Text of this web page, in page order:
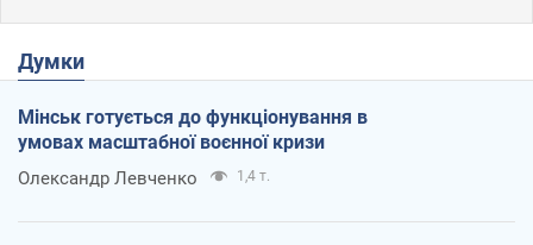
Думки
Мінськ готується до функціонування в
умовах масштабної воєнної кризи
Олександр Левченко 1,4 т.